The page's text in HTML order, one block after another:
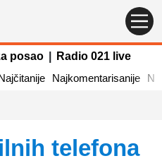
posao
Radio 021 live
Najkomentarisanije
telefona